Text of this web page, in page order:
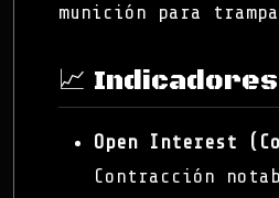
munición para
📈
Open Interest
Contracción